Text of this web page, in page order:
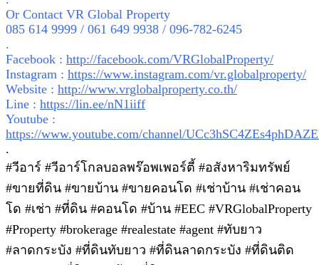
Or Contact VR Global Property
085 614 9999 / 061 649 9938 / 096-782-6245
.
Facebook : http://facebook.com/VRGlobalProperty/
Instagram : https://www.instagram.com/vr.globalproperty/
Website : http://www.vrglobalproperty.co.th/
Line : https://lin.ee/nN1iiff
Youtube :
https://www.youtube.com/channel/
.
#วีอาร์ #วีอาร์โกลบอลพร๊อพเพอร์ตี้ #อสังหาริมทรัพย์
#ขายที่ดิน #ขายบ้าน #ขายคอนโด #เช่าบ้าน #เช่าคอน
โด #เช่า #ที่ดิน #คอนโด #บ้าน #EEC #VRGlobalProperty
#Property #brokerage #realestate #agent #ทับยาว
#ลาดกระบัง #ที่ดินทับยาว #ที่ดินลาดกระบัง #ที่ดินติด